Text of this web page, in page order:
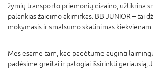
žymių transporto priemonių dizaino, užtikrina
palankias žaidimo akimirkas. BB JUNIOR – tai
mokymasis ir smalsumo skatinimas kiekvienam
Mes esame tam, kad padėtume auginti
padėsime greitai ir patogiai išsirinkti geriausią,